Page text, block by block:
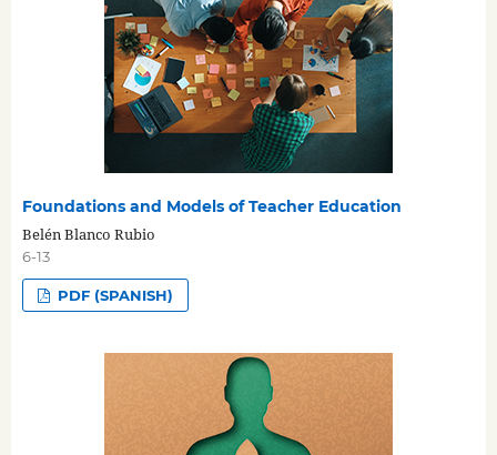
Foundations and Models of Teacher Education
Belén Blanco Rubio
6-13
PDF (SPANISH)